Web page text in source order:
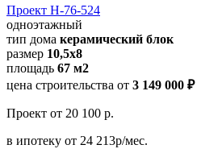
Проект Н-76-524
одноэтажный
тип дома керамический блок
размер 10,5х8
площадь 67 м2
цена строительства от 3 149 000 ₽
Проект от 20 100 р.
в ипотеку от 24 213р/мес.